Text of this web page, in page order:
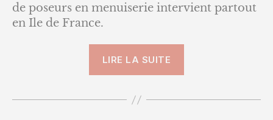
de poseurs en menuiserie intervient partout
en Ile de France.
LIRE LA SUITE
bannes